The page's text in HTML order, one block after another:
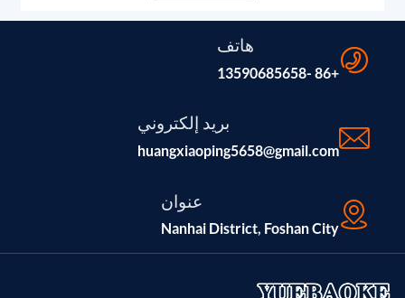
هاتف
+86 -13590685658
بريد إلكتروني
huangxiaoping5658@gmail.com
عنوان
Nanhai District, Foshan City